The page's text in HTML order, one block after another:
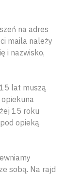
na adres
maila należy
i nazwisko,
lat muszą
15 roku
opieką
sobą. Na rajd